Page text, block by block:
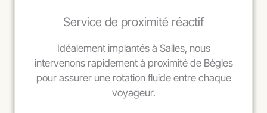
Service de proximité réactif
Idéalement implantés à Salles, nous
intervenons rapidement à proximité de Bègles
pour assurer une rotation fluide entre chaque
voyageur.